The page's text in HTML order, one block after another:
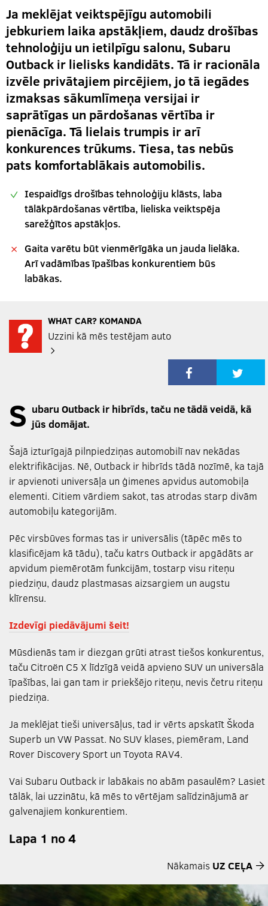
Ja meklējat veiktspējīgu automobili
jebkuriem laika apstākļiem, daudz drošības
tehnoloģiju un ietilpīgu salonu, Subaru
Outback ir lielisks kandidāts. Tā ir racionāla
izvēle privātajiem pircējiem, jo tā iegādes
izmaksas sākumlīmeņa versijai ir
saprātīgas un pārdošanas vērtība ir
pienācīga. Tā lielais trumpis ir arī
konkurences trūkums. Tiesa, tas nebūs
pats komfortablākais automobilis.
Iespaidīgs drošības tehnoloģiju klāsts, laba
tālākpārdošanas vērtība, lieliska veiktspēja
sarežģītos apstākļos.
Gaita varētu būt vienmērīgāka un jauda lielāka.
Arī vadāmības īpašības konkurentiem būs
labākas.
WHAT CAR? KOMANDA
Uzzini kā mēs testējam auto
S ubaru Outback ir hibrīds, taču ne tādā veidā, kā
jūs domājat.
Šajā izturīgajā pilnpiedziņas automobilī nav nekādas
elektrifikācijas. Nē, Outback ir hibrīds tādā nozīmē, ka tajā
ir apvienoti universāļa un ģimenes apvidus automobiļa
elementi. Citiem vārdiem sakot, tas atrodas starp divām
automobiļu kategorijām.
Pēc virsbūves formas tas ir universālis (tāpēc mēs to
klasificējam kā tādu), taču katrs Outback ir apgādāts ar
apvidum piemērotām funkcijām, tostarp visu riteņu
piedziņu, daudz plastmasas aizsargiem un augstu
klīrensu.
Izdevīgi piedāvājumi šeit!
Mūsdienās tam ir diezgan grūti atrast tiešos konkurentus,
taču Citroën C5 X līdzīgā veidā apvieno SUV un universāla
īpašības, lai gan tam ir priekšējo riteņu, nevis četru riteņu
piedziņa.
Ja meklējat tieši universāļus, tad ir vērts apskatīt Škoda
Superb un VW Passat. No SUV klases, piemēram, Land
Rover Discovery Sport un Toyota RAV4.
Vai Subaru Outback ir labākais no abām pasaulēm? Lasiet
tālāk, lai uzzinātu, kā mēs to vērtējam salīdzinājumā ar
galvenajiem konkurentiem.
Lapa 1 no 4
Nākamais UZ CEĻA